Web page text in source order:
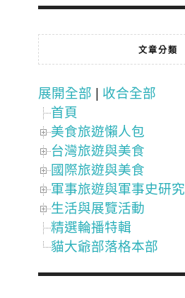
文章分類
展開全部
收合全部
首頁
美食旅遊懶人包
台灣旅遊與美食
國際旅遊與美食
軍事旅遊與軍事史研究
生活與展覽活動
精選輪播特輯
貓大爺部落格本部